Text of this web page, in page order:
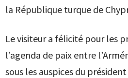
la République turque de
Le visiteur a félicité pour les
l’agenda de paix entre
sous les auspices du